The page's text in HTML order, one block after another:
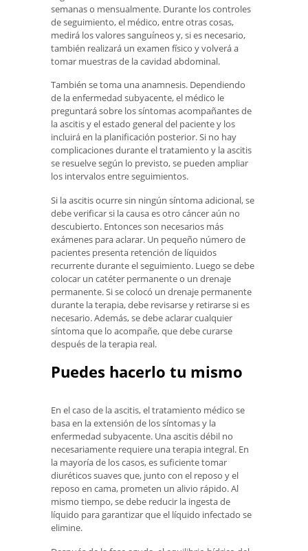
semanas o mensualmente. Durante los controles
de seguimiento, el médico, entre otras cosas,
medirá los valores sanguíneos y, si es necesario,
también realizará un examen físico y volverá a
tomar muestras de la cavidad abdominal.
También se toma una anamnesis. Dependiendo
de la enfermedad subyacente, el médico le
preguntará sobre los síntomas acompañantes de
la ascitis y el estado general del paciente y los
incluirá en la planificación posterior. Si no hay
complicaciones durante el tratamiento y la ascitis
se resuelve según lo previsto, se pueden ampliar
los intervalos entre seguimientos.
Si la ascitis ocurre sin ningún síntoma adicional, se
debe verificar si la causa es otro cáncer aún no
descubierto. Entonces son necesarios más
exámenes para aclarar. Un pequeño número de
pacientes presenta retención de líquidos
recurrente durante el seguimiento. Luego se debe
colocar un catéter permanente o un drenaje
permanente. Si se colocó un drenaje permanente
durante la terapia, debe revisarse y retirarse si es
necesario. Además, se debe aclarar cualquier
síntoma que lo acompañe, que debe curarse
después de la terapia real.
Puedes hacerlo tu mismo
En el caso de la ascitis, el tratamiento médico se
basa en la extensión de los síntomas y la
enfermedad subyacente. Una ascitis débil no
necesariamente requiere una terapia integral. En
la mayoría de los casos, es suficiente tomar
diuréticos suaves que, junto con el reposo y el
reposo en cama, prometen un alivio rápido. Al
mismo tiempo, se debe reducir la ingesta de
líquido para garantizar que el líquido infectado se
elimine.